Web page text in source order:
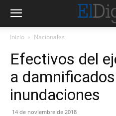
Inicio Nacionales
Efectivos del
a
inundaciones
14 de noviembre de 2018